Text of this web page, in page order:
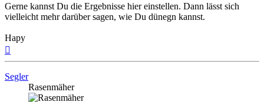
Gerne kannst Du die Ergebnisse hier einstellen. Dann lässt sich
vielleicht mehr darüber sagen, wie Du dünegn kannst.
Hapy
Segler
Rasenmäher